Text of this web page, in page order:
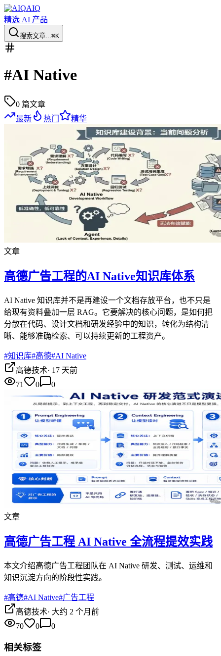
AIQ
精选 AI 产品
搜索文章...⌘K
#AI Native
0 篇文章
最新
热门 精华
文章
高德广告工程的AI Native知识库体系
AI Native 知识库并不是再建设一个文档存放平台，也不只是
给现有资料叠加一层 RAG。它要解决的核心问题，是如何把
分散在代码、设计文档和研发经验中的知识，转化为结构清
晰、能够准确检索、可以持续更新的工程资产。
#知识库#高德#AI Native
高德技术· 17 天前
71
0 0
文章
高德广告工程 AI Native 全流程提效实践
本文介绍高德广告工程团队在 AI Native 研发、测试、运维和
知识沉淀方向的阶段性实践。
#高德#AI Native#广告工程
高德技术· 大约 2 个月前
70
0 0
相关标签